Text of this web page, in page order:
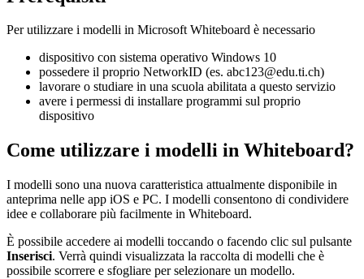
Per utilizzare i modelli in Microsoft Whiteboard è necessario
dispositivo con sistema operativo Windows 10
possedere il proprio NetworkID (es. abc123@edu.ti.ch)
lavorare o studiare in una scuola abilitata a questo servizio
avere i permessi di installare programmi sul proprio
dispositivo
Come utilizzare i modelli in Whiteboard?
I modelli sono una nuova caratteristica attualmente disponibile in
anteprima nelle app iOS e PC. I modelli consentono di condividere
idee e collaborare più facilmente in Whiteboard.
È possibile accedere ai modelli toccando o facendo clic sul pulsante
Inserisci. Verrà quindi visualizzata la raccolta di modelli che è
possibile scorrere e sfogliare per selezionare un modello.